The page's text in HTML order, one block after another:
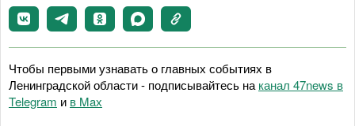
Чтобы первыми узнавать о главных событиях в
Ленинградской области - подписывайтесь на канал 47news в
Telegram и в Maх